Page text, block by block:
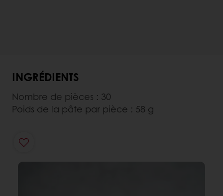
INGRÉDIENTS
Nombre de pièces : 30
Poids de la pâte par pièce : 58 g